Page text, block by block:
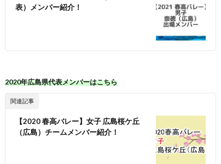
表）メンバー紹介！
2020年広島県代表メンバーはこちら
関連記事
【2020 春高バレー】女子 広島桜ケ丘
（広島）チームメンバー紹介！